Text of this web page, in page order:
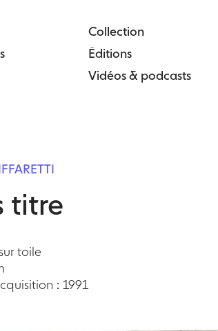
Collection
Éditions
Vidéos & podcasts
titre
toile
: 1991